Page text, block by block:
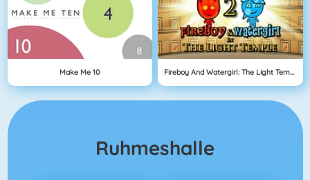
Make Me 10 Fireboy And Watergirl: The Light Temple
Ruhmeshalle